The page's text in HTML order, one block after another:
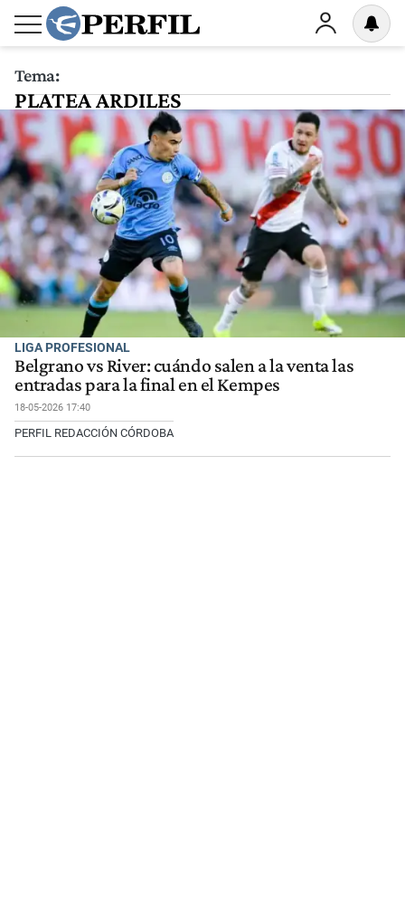
Tema:
PLATEA ARDILES
LIGA PROFESIONAL
Belgrano vs River: cuándo salen a la venta las
entradas para la final en el Kempes
18-05-2026 17:40
PERFIL REDACCIÓN CÓRDOBA